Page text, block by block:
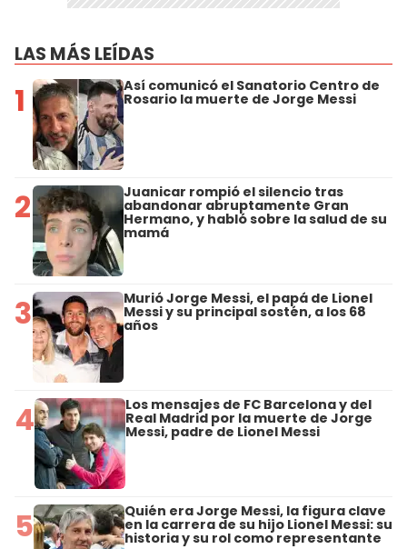
LAS MÁS LEÍDAS
1 Así comunicó el Sanatorio Centro de
Rosario la muerte de Jorge Messi
2 Juanicar rompió el silencio tras
abandonar abruptamente Gran
Hermano, y habló sobre la salud de su
mamá
3 Murió Jorge Messi, el papá de Lionel
Messi y su principal sostén, a los 68
años
4 Los mensajes de FC Barcelona y del
Real Madrid por la muerte de Jorge
Messi, padre de Lionel Messi
5 Quién era Jorge Messi, la figura clave
en la carrera de su hijo Lionel Messi: su
historia y su rol como representante